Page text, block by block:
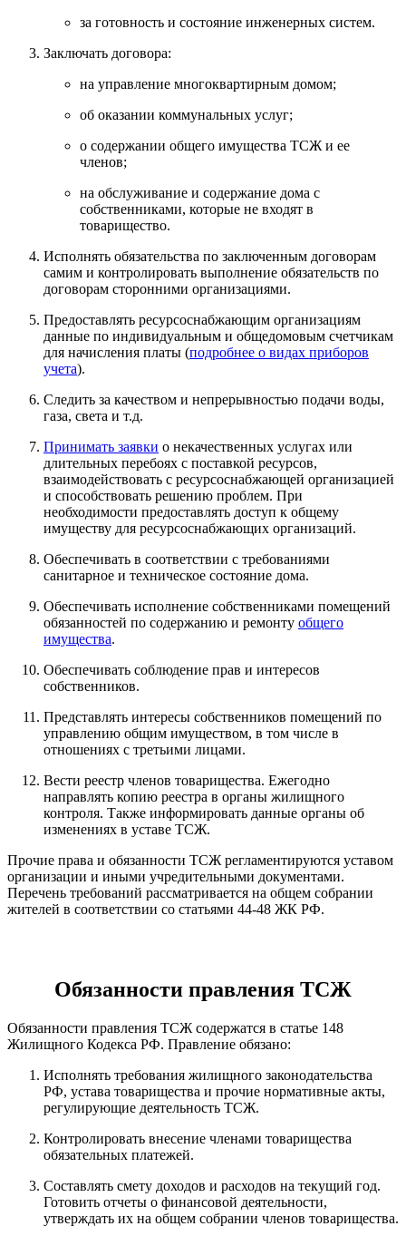
за готовность и состояние инженерных систем.
Заключать договора:
на управление многоквартирным домом;
об оказании коммунальных услуг;
о содержании общего имущества ТСЖ и ее
членов;
на обслуживание и содержание дома с
собственниками, которые не входят в
товарищество.
Исполнять обязательства по заключенным договорам
самим и контролировать выполнение обязательств по
договорам сторонними организациями.
Предоставлять ресурсоснабжающим организациям
данные по индивидуальным и общедомовым счетчикам
для начисления платы (подробнее о видах приборов
учета).
Следить за качеством и непрерывностью подачи воды,
газа, света и т.д.
Принимать заявки о некачественных услугах или
длительных перебоях с поставкой ресурсов,
взаимодействовать с ресурсоснабжающей организацией
и способствовать решению проблем. При
необходимости предоставлять доступ к общему
имуществу для ресурсоснабжающих организаций.
Обеспечивать в соответствии с требованиями
санитарное и техническое состояние дома.
Обеспечивать исполнение собственниками помещений
обязанностей по содержанию и ремонту общего
имущества.
Обеспечивать соблюдение прав и интересов
собственников.
Представлять интересы собственников помещений по
управлению общим имуществом, в том числе в
отношениях с третьими лицами.
Вести реестр членов товарищества. Ежегодно
направлять копию реестра в органы жилищного
контроля. Также информировать данные органы об
изменениях в уставе ТСЖ.
Прочие права и обязанности ТСЖ регламентируются уставом
организации и иными учредительными документами.
Перечень требований рассматривается на общем собрании
жителей в соответствии со статьями 44-48 ЖК РФ.
Обязанности правления ТСЖ
Обязанности правления ТСЖ содержатся в статье 148
Жилищного Кодекса РФ. Правление обязано:
Исполнять требования жилищного законодательства
РФ, устава товарищества и прочие нормативные акты,
регулирующие деятельность ТСЖ.
Контролировать внесение членами товарищества
обязательных платежей.
Составлять смету доходов и расходов на текущий год.
Готовить отчеты о финансовой деятельности,
утверждать их на общем собрании членов товарищества.